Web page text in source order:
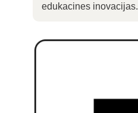
edukacines inovacijas.